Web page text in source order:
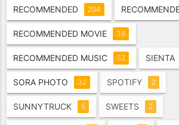
RECOMMENDED 294
RECOMMENDED MOVIE 38
RECOMMENDED MUSIC 52 SIENTA
SORA PHOTO 32 SPOTIFY 2
SUNNYTRUCK 5 SWEETS 2